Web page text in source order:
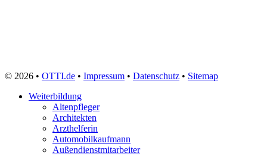
© 2026 • OTTI.de • Impressum • Datenschutz • Sitemap
Weiterbildung
Altenpfleger
Architekten
Arzthelferin
Automobilkaufmann
Außendienstmitarbeiter